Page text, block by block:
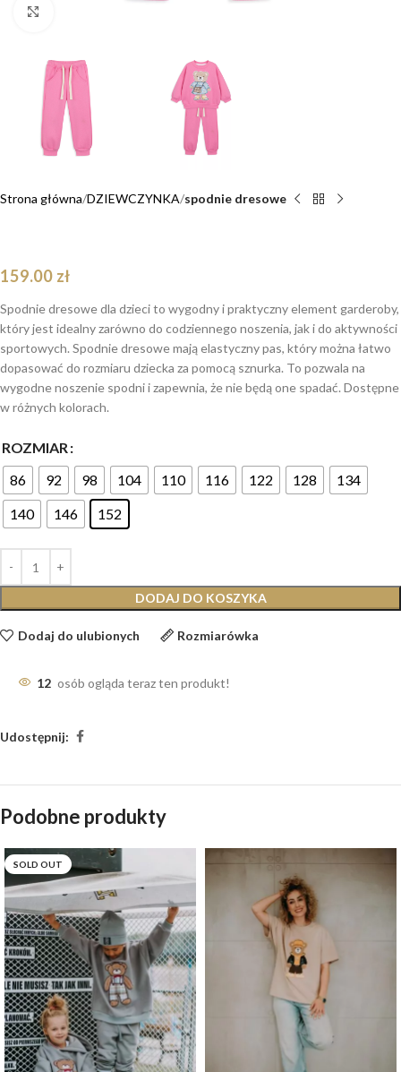
Strona główna DZIEWCZYNKA spodnie dresowe
159.00 zł
Spodnie dresowe dla dzieci to wygodny i praktyczny element garderoby,
który jest idealny zarówno do codziennego noszenia, jak i do aktywności
sportowych. Spodnie dresowe mają elastyczny pas, który można łatwo
dopasować do rozmiaru dziecka za pomocą sznurka. To pozwala na
wygodne noszenie spodni i zapewnia, że nie będą one spadać. Dostępne
w różnych kolorach.
ROZMIAR
86
92 98 104 110 116 122 128
134
140
146 152
DODAJ DO KOSZYKA
Dodaj do ulubionych Rozmiarówka
12 osób ogląda teraz ten produkt!
Udostępnij:
Podobne produkty
SOLD OUT